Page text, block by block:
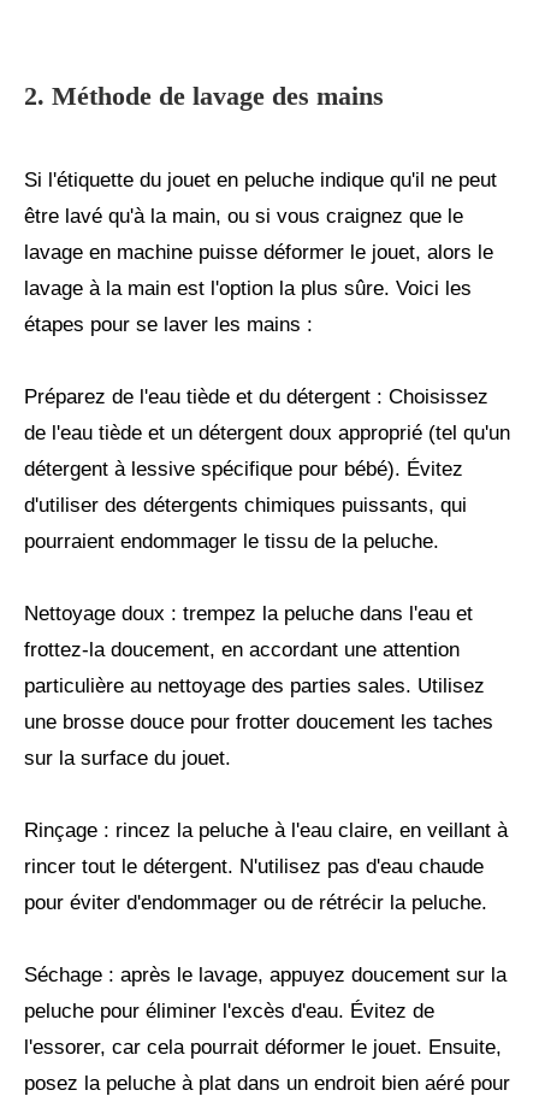
2. Méthode de lavage des mains
Si l'étiquette du jouet en peluche indique qu'il ne peut
être lavé qu'à la main, ou si vous craignez que le
lavage en machine puisse déformer le jouet, alors le
lavage à la main est l'option la plus sûre. Voici les
étapes pour se laver les mains :
Préparez de l'eau tiède et du détergent : Choisissez
de l'eau tiède et un détergent doux approprié (tel qu'un
détergent à lessive spécifique pour bébé). Évitez
d'utiliser des détergents chimiques puissants, qui
pourraient endommager le tissu de la peluche.
Nettoyage doux : trempez la peluche dans l'eau et
frottez-la doucement, en accordant une attention
particulière au nettoyage des parties sales. Utilisez
une brosse douce pour frotter doucement les taches
sur la surface du jouet.
Rinçage : rincez la peluche à l'eau claire, en veillant à
rincer tout le détergent. N'utilisez pas d'eau chaude
pour éviter d'endommager ou de rétrécir la peluche.
Séchage : après le lavage, appuyez doucement sur la
peluche pour éliminer l'excès d'eau. Évitez de
l'essorer, car cela pourrait déformer le jouet. Ensuite,
posez la peluche à plat dans un endroit bien aéré pour